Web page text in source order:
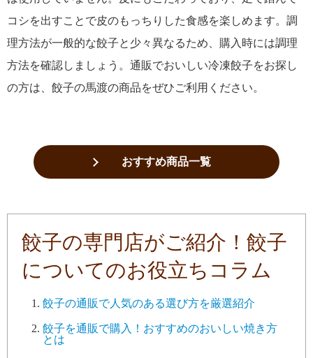
コシを出すことで皮のもっちりした食感を楽しめます。調
理方法が一般的な餃子と少々異なるため、購入時には調理
方法を確認しましょう。通販でおいしい冷凍餃子をお探し
の方は、餃子の馬渡の商品をぜひご利用ください。
おすすめ商品一覧
餃子の専門店がご紹介！餃子
についてのお役立ちコラム
餃子の通販で人気のある選び方を厳選紹介
餃子を通販で購入！おすすめのおいしい焼き方
とは